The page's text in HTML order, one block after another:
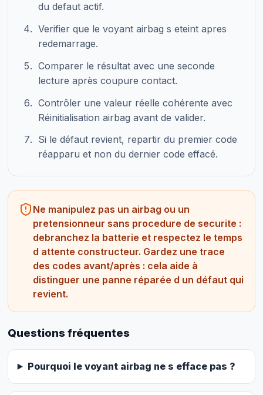
du defaut actif.
Verifier que le voyant airbag s eteint apres
redemarrage.
Comparer le résultat avec une seconde
lecture après coupure contact.
Contrôler une valeur réelle cohérente avec
Réinitialisation airbag avant de valider.
Si le défaut revient, repartir du premier code
réapparu et non du dernier code effacé.
Ne manipulez pas un airbag ou un
pretensionneur sans procedure de securite :
debranchez la batterie et respectez le temps
d attente constructeur. Gardez une trace
des codes avant/après : cela aide à
distinguer une panne réparée d un défaut qui
revient.
Questions fréquentes
Pourquoi le voyant airbag ne s efface pas ?